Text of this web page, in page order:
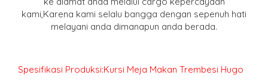
kami,Karena kami selalu bangga dengan sepenuh hati
melayani anda dimanapun anda berada.
Spesifikasi Produksi:Kursi Meja Makan Trembesi Hugo